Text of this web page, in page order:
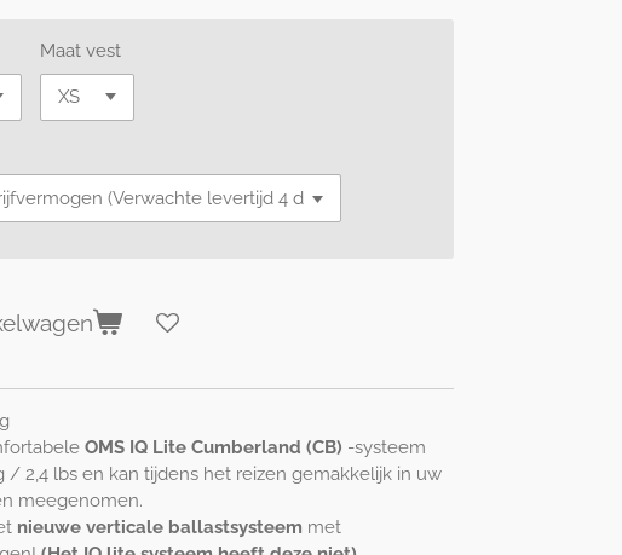
Maat vest
OMS IQ Lite Cumberland (CB) -systeem
/ 2,4 lbs en kan tijdens het reizen gemakkelijk in uw
meegenomen.
nieuwe verticale ballastsysteem met